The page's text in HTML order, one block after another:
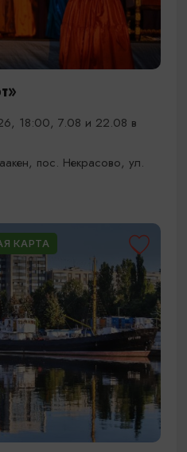
18:00, 7.08 и 22.08 в
пос. Некрасово, ул.
КАРТА